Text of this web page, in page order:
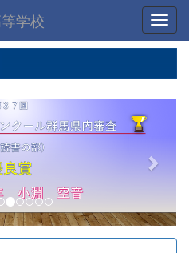
学校
x
t